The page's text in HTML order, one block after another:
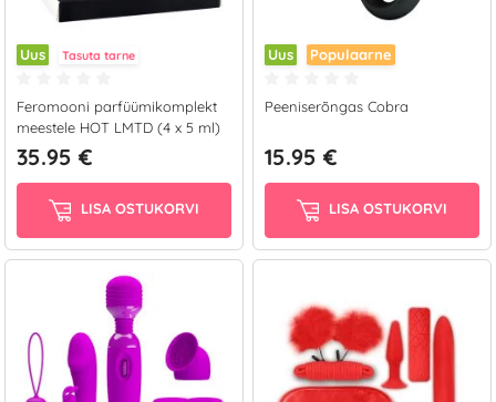
Uus Tasuta tarne
Feromooni parfüümikomplekt
meestele HOT LMTD (4 x 5 ml)
35.95 €
LISA OSTUKORVI
Uus Populaarne
Peeniserõngas Cobra
15.95 €
LISA OSTUKORVI